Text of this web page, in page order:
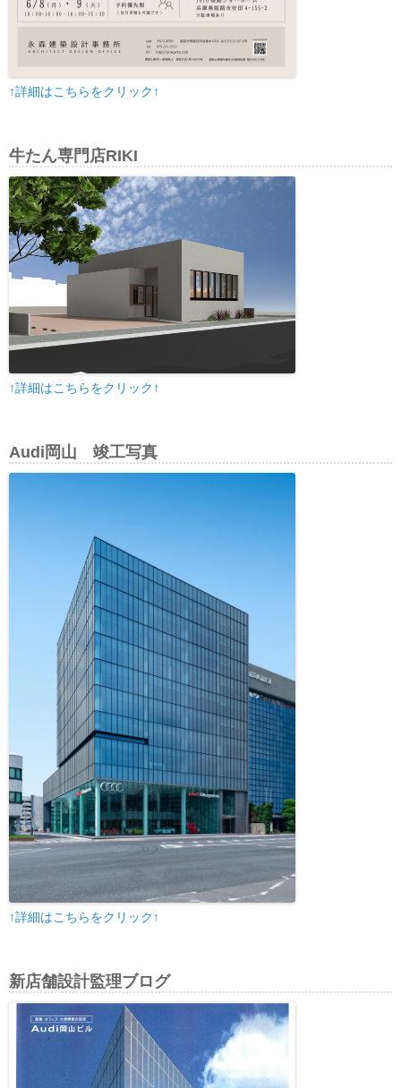
↑詳細はこちらをクリック↑
牛たん専門店RIKI
↑詳細はこちらをクリック↑
Audi岡山 竣工写真
↑詳細はこちらをクリック↑
新店舗設計監理ブログ